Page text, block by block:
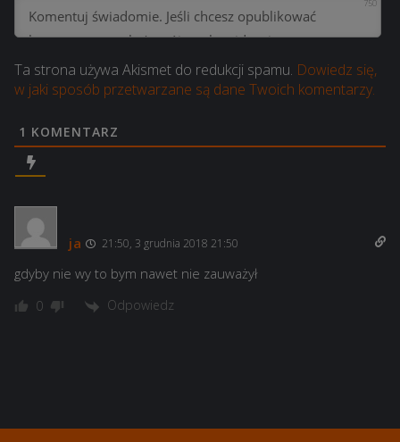
750
Ta strona używa Akismet do redukcji spamu. Dowiedz się,
w jaki sposób przetwarzane są dane Twoich komentarzy.
1 KOMENTARZ
ja 21:50, 3 grudnia 2018 21:50
gdyby nie wy to bym nawet nie zauważył
0 Odpowiedz